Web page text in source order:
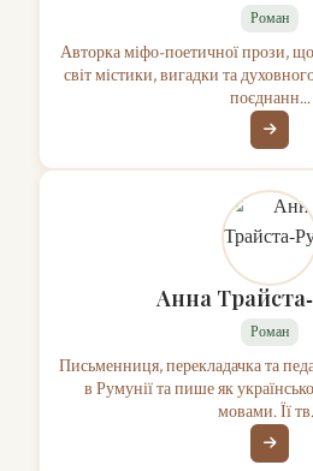
Роман
Авторка міфо-поетичної прози,
світ містики, вигадки та
поєднанн...
Анна
Роман
Письменниця, перекладачка та
в Румунії та пише як
мовами. Її